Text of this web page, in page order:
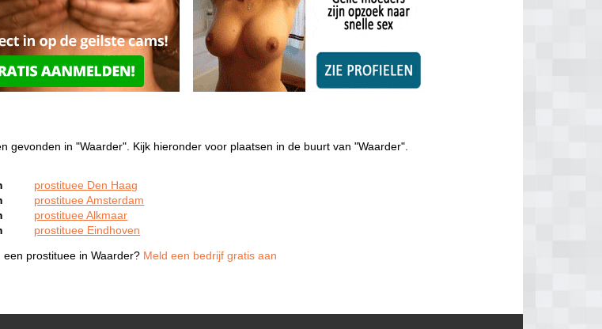
gevonden in "Waarder". Kijk hieronder voor plaatsen in de buurt van "Waarder".
prostituee Den Haag
prostituee Amsterdam
prostituee Alkmaar
prostituee Eindhoven
een prostituee in Waarder? Meld een bedrijf gratis aan